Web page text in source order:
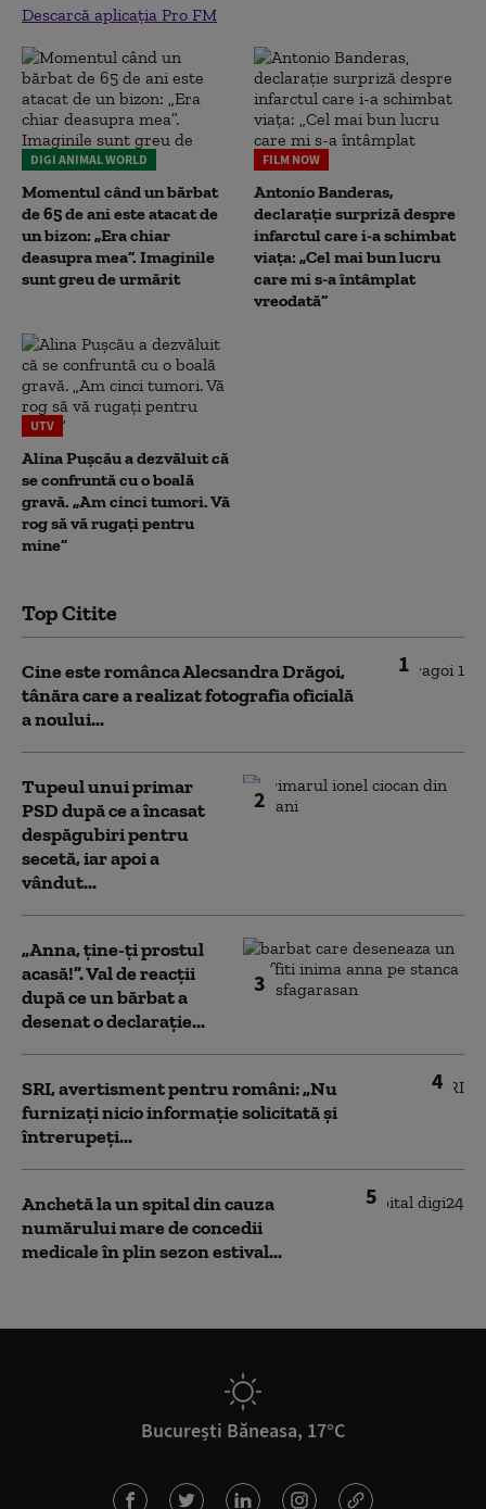
Descarcă aplicația Pro FM
DIGI ANIMAL WORLD
Momentul când un bărbat
de 65 de ani este atacat de
un bizon: „Era chiar
deasupra mea”. Imaginile
sunt greu de urmărit
FILM NOW
Antonio Banderas,
declarație surpriză despre
infarctul care i-a schimbat
viața: „Cel mai bun lucru
care mi s-a întâmplat
vreodată”
UTV
Alina Pușcău a dezvăluit că
se confruntă cu o boală
gravă. „Am cinci tumori. Vă
rog să vă rugați pentru
mine”
Top Citite
1
Cine este românca Alecsandra Drăgoi,
tânăra care a realizat fotografia oficială
a noului...
2
Tupeul unui primar
PSD după ce a încasat
despăgubiri pentru
secetă, iar apoi a
vândut...
3
„Anna, ţine-ţi prostul
acasă!”. Val de reacții
după ce un bărbat a
desenat o declarație...
4
SRI, avertisment pentru români: „Nu
furnizați nicio informație solicitată și
întrerupeți...
5
Anchetă la un spital din cauza
numărului mare de concedii
medicale în plin sezon estival...
București Băneasa, 17°C